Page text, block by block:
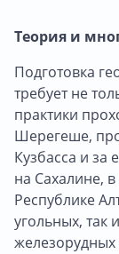
Теория и
Подготовка
требует не
практики
Шерегеше,
Кузбасса и за
на Сахалине,
Республике
угольных, так
железорудных